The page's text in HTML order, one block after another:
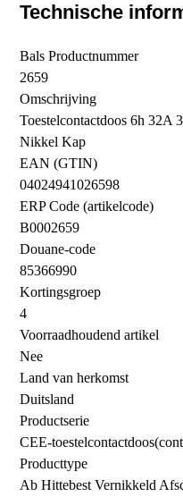
Technische
Bals Productnummer
2659
Omschrijving
Toestelcontactdoos 6h 32A
Nikkel Kap
EAN (GTIN)
04024941026598
ERP Code (artikelcode)
B0002659
Douane-code
85366990
Kortingsgroep
4
Voorraadhoudend artikel
Nee
Land van herkomst
Duitsland
Productserie
CEE-
Producttype
Ab Hittebest Vernikkeld